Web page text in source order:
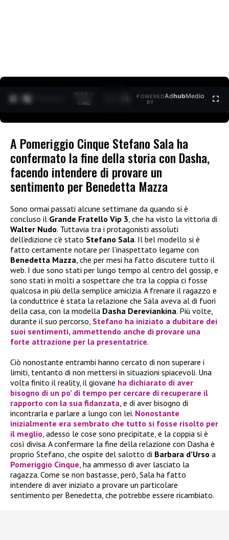
0:12 /
1:40
POWERED
BY
AdhubMedia
A Pomeriggio Cinque Stefano Sala ha
confermato la fine della storia con Dasha,
facendo intendere di provare un
sentimento per Benedetta Mazza
Sono ormai passati alcune settimane da quando si è
concluso il Grande Fratello Vip 3, che ha visto la vittoria di
Walter Nudo. Tuttavia tra i protagonisti assoluti
dell’edizione c’è stato Stefano Sala. Il bel modello si è
fatto certamente notare per l’inaspettato legame con
Benedetta Mazza, che per mesi ha fatto discutere tutto il
web. I due sono stati per lungo tempo al centro del gossip, e
sono stati in molti a sospettare che tra la coppia ci fosse
qualcosa in più della semplice amicizia. A frenare il ragazzo e
la conduttrice è stata la relazione che Sala aveva al di fuori
della casa, con la modella Dasha Dereviankina. Più volte,
durante il suo percorso, Stefano ha iniziato a dubitare dei
suoi sentimenti, ammettendo anche di provare una
forte attrazione per la presentatrice.
Ciò nonostante entrambi hanno cercato di non superare i
limiti, tentanto di non mettersi in situazioni spiacevoli. Una
volta finito il reality, il giovane ha dichiarato di aver
bisogno di un po’ di tempo per cercare di recuperare il
rapporto con la sua fidanzata, e di aver bisogno di
incontrarla e parlare a lungo con lei. Nonostante
inizialmente era sembrato che tutto si fosse risolto per
il meglio, adesso le cose sono precipitate, e la coppia si è
così divisa. A confermare la fine della relazione con Dasha è
proprio Stefano, che ospite del salotto di Barbara d’Urso a
Pomeriggio Cinque, ha ammesso di aver lasciato la
ragazza. Come se non bastasse, però, Sala ha fatto
intendere di aver iniziato a provare un particolare
sentimento per Benedetta, che potrebbe essere ricambiato.